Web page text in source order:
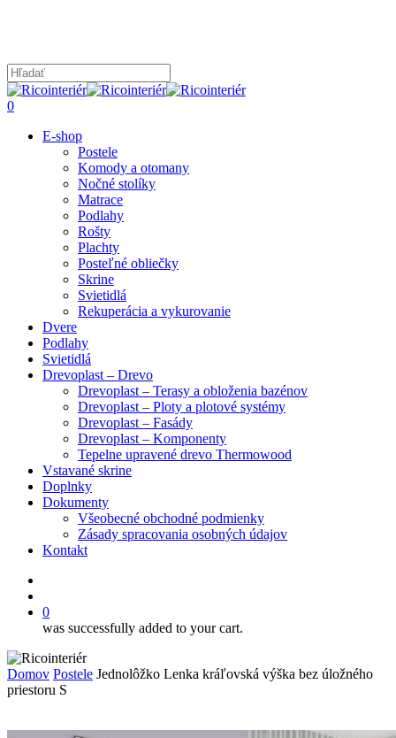
content
Close
Search
search
0
E-shop
Postele
Komody a otomany
Nočné stolíky
Matrace
Podlahy
Rošty
Plachty
Posteľné obliečky
Skrine
Svietidlá
Rekuperácia a vykurovanie
Dvere
Podlahy
Svietidlá
Drevoplast – Drevo
Drevoplast – Terasy a obloženia bazénov
Drevoplast – Ploty a plotové systémy
Drevoplast – Fasády
Drevoplast – Komponenty
Tepelne upravené drevo Thermowood
Vstavané skrine
Doplnky
Dokumenty
Všeobecné obchodné podmienky
Zásady spracovania osobných údajov
Kontakt
0
was successfully added to your cart.
Domov Postele Jednolôžko Lenka kráľovská výška bez úložného
priestoru S